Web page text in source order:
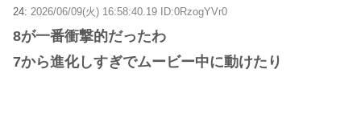
24: 2026/06/09(火) 16:58:40.19 ID:0RzogYVr0
8が一番衝撃的だったわ
7から進化しすぎでムービー中に動けたり